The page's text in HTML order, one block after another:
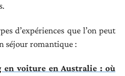
d’expériences que l’on peut
séjour romantique :
en voiture en Australie : où